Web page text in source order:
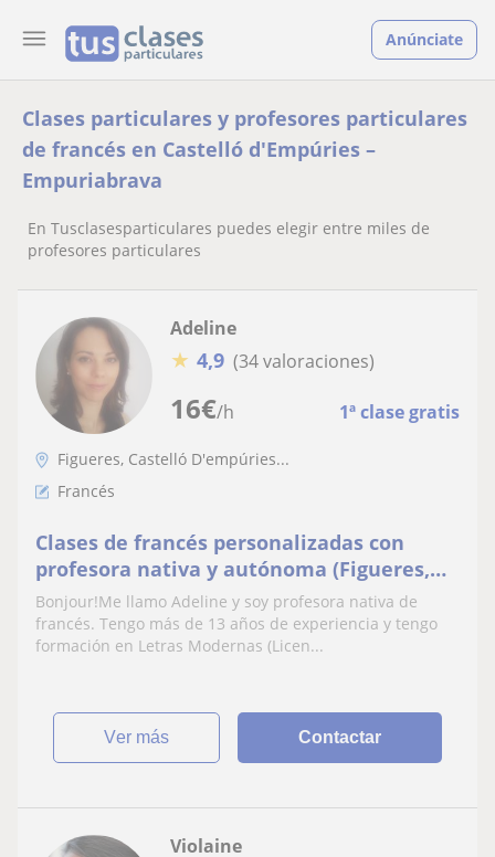
Anúnciate
Clases particulares y profesores particulares
de francés en Castelló d'Empúries –
Empuriabrava
En Tusclasesparticulares puedes elegir entre miles de
profesores particulares
16€/h 1ª clase gratis
Adeline
★ 4,9 (34 valoraciones)
Figueres, Castelló D'empúries...
Francés
Clases de francés personalizadas con
profesora nativa y autónoma (Figueres,
Pont de Molins, Llers, Empuriabrava,
Llança, etc.)
Bonjour!Me llamo Adeline y soy profesora nativa de
francés. Tengo más de 13 años de experiencia y tengo
formación en Letras Modernas (Licen...
ver más Contactar
Violaine